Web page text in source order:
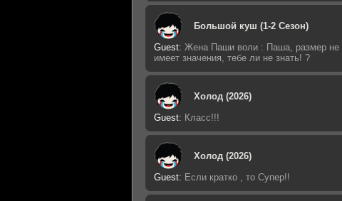
Большой куш (1-2 Сезон)
Guest: Жена Паши воли : Паша, размер не
имеет значения, тебе ли не знать! ?
Холод (2026)
Guest: Класс!!!
Холод (2026)
Guest: Если кратко , то Супер!!